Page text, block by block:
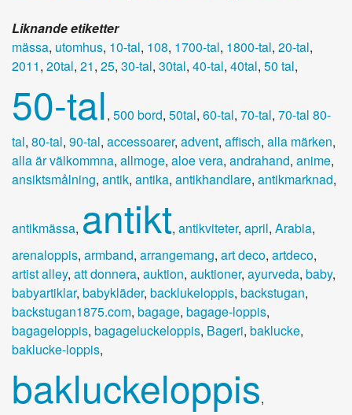
Liknande etiketter
mässa, utomhus, 10-tal, 108, 1700-tal, 1800-tal, 20-tal,
2011, 20tal, 21, 25, 30-tal, 30tal, 40-tal, 40tal, 50 tal,
50-tal, 500 bord, 50tal, 60-tal, 70-tal, 70-tal 80-
tal, 80-tal, 90-tal, accessoarer, advent, affisch, alla märken,
alla är välkommna, allmoge, aloe vera, andrahand, anime,
ansiktsmålning, antik, antika, antikhandlare, antikmarknad,
antikmässa, antikt, antikviteter, april, Arabia,
arenaloppis, armband, arrangemang, art deco, artdeco,
artist alley, att donnera, auktion, auktioner, ayurveda, baby,
babyartiklar, babykläder, backlukeloppis, backstugan,
backstugan1875.com, bagage, bagage-loppis,
bagageloppis, bagageluckeloppis, Bageri, baklucke,
baklucke-loppis,
bakluckeloppis,